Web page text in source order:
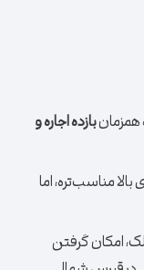
همزمانبازده اجاره و
مناسب‌تره، اما
امکان گرفتن